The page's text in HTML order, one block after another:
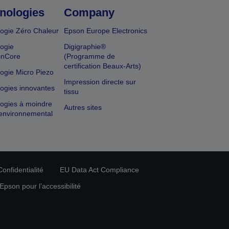
Zéro Chaleur
Micro Piezo
innovantes
à moindre
Company
Epson Europe Electronics
Digigraphie®
(Programme de
certification Beaux-Arts)
Impression directe sur
tissu
Autres sites
EU Data Act Compliance
pour l’accessibilité